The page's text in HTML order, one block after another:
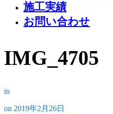
施工実績
お問い合わせ
IMG_4705
in
on 2019年2月26日